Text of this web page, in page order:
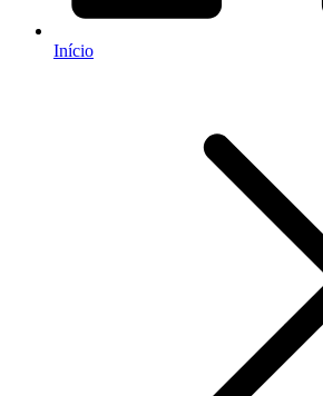
Início